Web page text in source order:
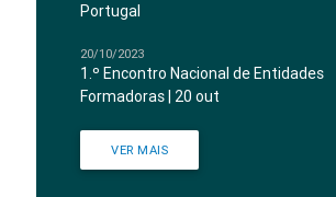
Portugal
20/10/2023
1.º Encontro Nacional de Entidades
Formadoras | 20 out
VER MAIS